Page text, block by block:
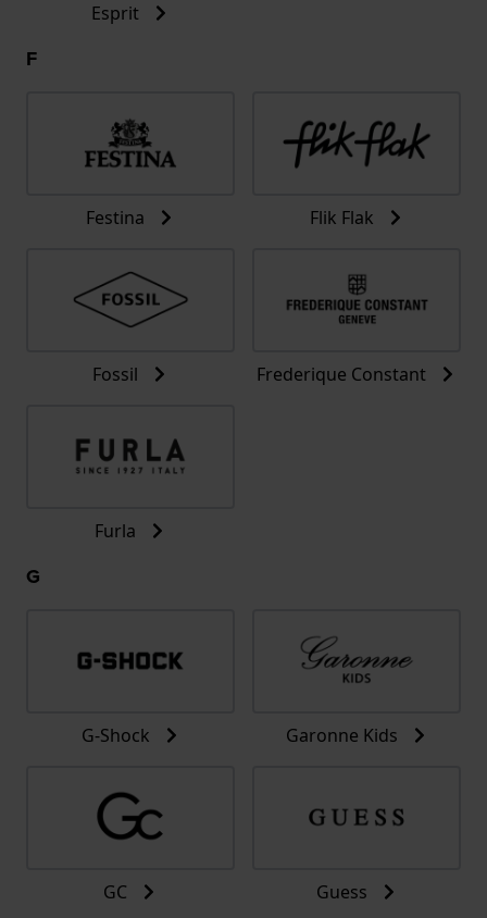
Esprit
F
Festina Flik Flak
Fossil Frederique Constant
Furla
G
G-Shock Garonne Kids
GC Guess